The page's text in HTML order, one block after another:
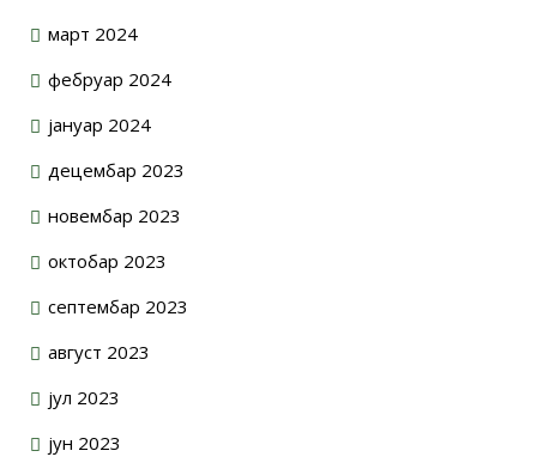
март 2024
фебруар 2024
јануар 2024
децембар 2023
новембар 2023
октобар 2023
септембар 2023
август 2023
јул 2023
јун 2023